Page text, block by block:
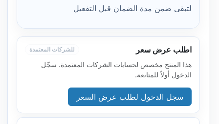
لتبقى ضمن مدة الضمان قبل التفعيل
اطلب عرض سعر للشركات المعتمدة
هذا المنتج مخصص لحسابات الشركات المعتمدة. سجّل
الدخول أولاً للمتابعة.
سجل الدخول لطلب عرض السعر